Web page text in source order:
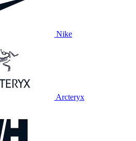
Nike
Arcteryx